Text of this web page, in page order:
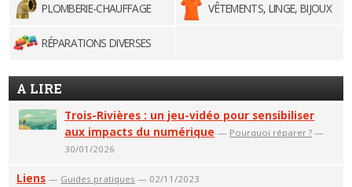
PLOMBERIE-CHAUFFAGE VÊTEMENTS, LINGE, BIJOUX
RÉPARATIONS DIVERSES
A LIRE
Trois-Rivières : un jeu-vidéo pour sensibiliser
aux impacts du numérique — Pourquoi réparer ? —
30/01/2026
Liens — Guides pratiques — 02/11/2023